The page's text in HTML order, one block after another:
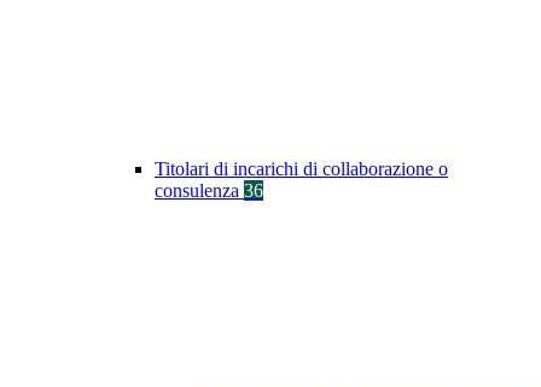
Titolari di incarichi di collaborazione o
consulenza 36